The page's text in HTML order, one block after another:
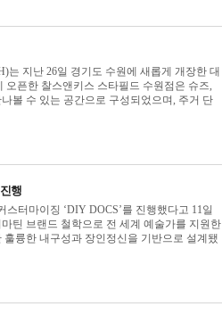
는 지난 26일 경기도 수원에 새롭게 개장한 대
오픈한 찰스앤키스 스타필드 수원점은 슈즈,
볼 수 있는 공간으로 구성되었으며, 주거 단
행
터마이징 ‘DIY DOCS’를 진행했다고 11일
틴 브랜드 철학으로 전 세계 예술가를 지원한
륭한 내구성과 장인정신을 기반으로 설계됐